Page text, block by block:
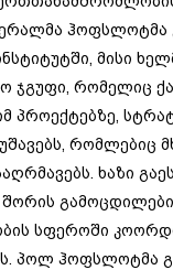
ჰოფსლოტმა
მისი
ჯგუფი, რომელიც
პროექტებზე,
რომლებიც
ხაზი
სფეროში
პოლ ჰოფსლოტმა